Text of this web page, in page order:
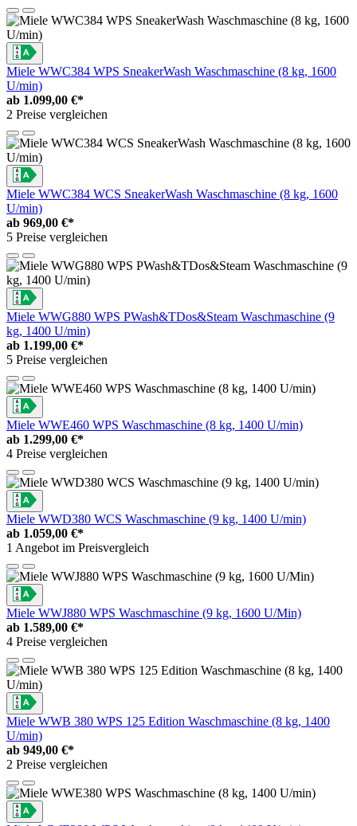
Miele WWC384 WPS SneakerWash Waschmaschine (8 kg, 1600
U/min)
ab 1.099,00 €*
2 Preise vergleichen
Miele WWC384 WCS SneakerWash Waschmaschine (8 kg, 1600
U/min)
ab 969,00 €*
5 Preise vergleichen
Miele WWG880 WPS PWash&TDos&Steam Waschmaschine (9
kg, 1400 U/min)
ab 1.199,00 €*
5 Preise vergleichen
Miele WWE460 WPS Waschmaschine (8 kg, 1400 U/min)
ab 1.299,00 €*
4 Preise vergleichen
Miele WWD380 WCS Waschmaschine (9 kg, 1400 U/min)
ab 1.059,00 €*
1 Angebot im Preisvergleich
Miele WWJ880 WPS Waschmaschine (9 kg, 1600 U/Min)
ab 1.589,00 €*
4 Preise vergleichen
Miele WWB 380 WPS 125 Edition Waschmaschine (8 kg, 1400
U/min)
ab 949,00 €*
2 Preise vergleichen